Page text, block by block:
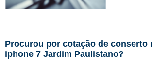
Procurou por cotação de conserto
iphone 7 Jardim Paulistano?